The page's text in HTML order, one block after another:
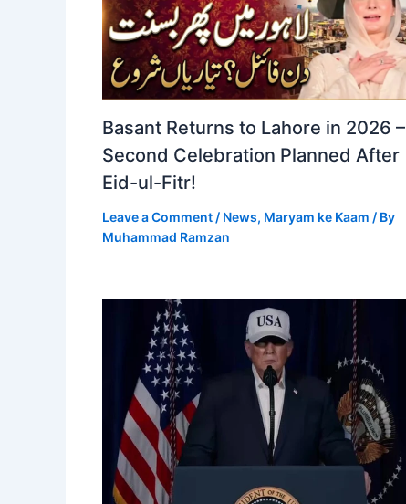
Basant Returns to Lahore in 2026 –
Second Celebration Planned After
Eid-ul-Fitr!
Leave a Comment / News, Maryam ke Kaam / By
Muhammad Ramzan